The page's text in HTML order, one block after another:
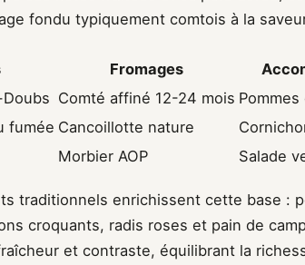
fondu typiquement comtois à la
Fromages
Comté affiné 12-24 mois
fumée Cancoillotte nature
Morbier AOP Salade
traditionnels enrichissent cette base :
croquants, radis roses et pain de
et contraste, équilibrant la